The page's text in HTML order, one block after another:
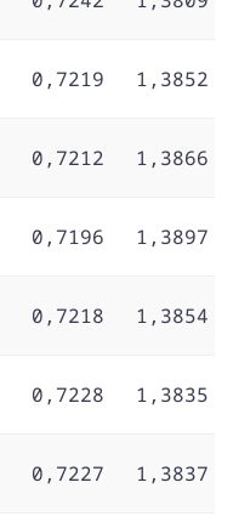
0,7219 1,3852
0,7212 1,3866
0,7196 1,3897
0,7218 1,3854
0,7228 1,3835
0,7227 1,3837